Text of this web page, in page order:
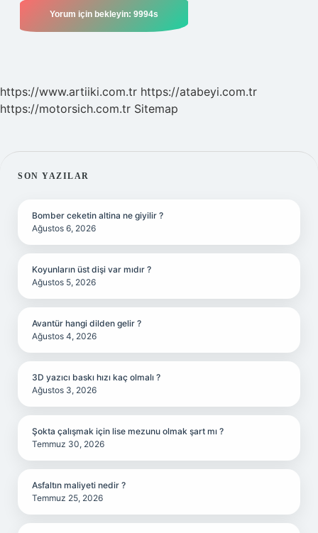
https://www.artiiki.com.tr https://atabeyi.com.tr
https://motorsich.com.tr Sitemap
SIDEBAR
SON YAZILAR
Bomber ceketin altina ne giyilir ?
Ağustos 6, 2026
Koyunların üst dişi var mıdır ?
Ağustos 5, 2026
Avantür hangi dilden gelir ?
Ağustos 4, 2026
3D yazıcı baskı hızı kaç olmalı ?
Ağustos 3, 2026
Şokta çalışmak için lise mezunu olmak şart mı ?
Temmuz 30, 2026
Asfaltın maliyeti nedir ?
Temmuz 25, 2026